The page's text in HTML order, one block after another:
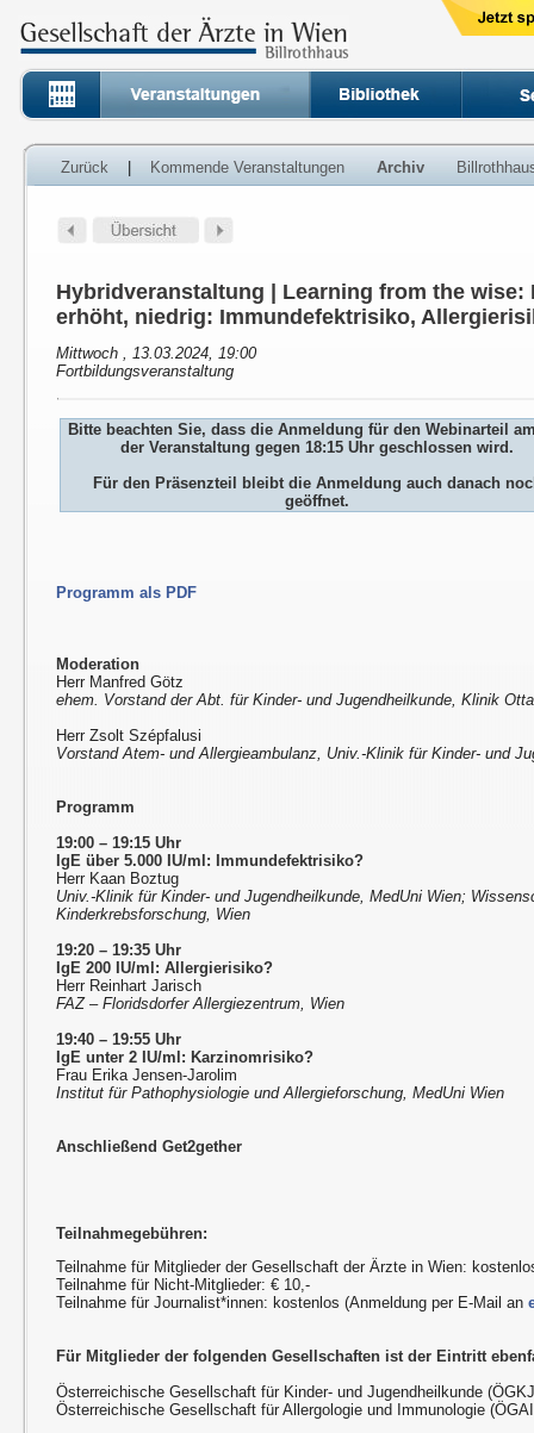
Zurück Kommende Veranstaltungen Archiv
Hybridveranstaltung | Learning from the wise:
erhöht, niedrig: Immundefektrisiko,
Mittwoch , 13.03.2024, 19:00
Fortbildungsveranstaltung
Bitte beachten Sie, dass die Anmeldung für den Webinarteil
der Veranstaltung gegen 18:15 Uhr geschlossen wird.
Für den Präsenzteil bleibt die Anmeldung auch danach
geöffnet.
Programm als PDF
Moderation
Herr Manfred Götz
ehem. Vorstand der Abt. für Kinder- und Jugendheilkunde, Klinik
Herr Zsolt Szépfalusi
Vorstand Atem- und Allergieambulanz, Univ.-Klinik für Kinder- und
Programm
19:00 – 19:15 Uhr
IgE über 5.000 IU/ml: Immundefektrisiko?
Herr Kaan Boztug
Univ.-Klinik für Kinder- und Jugendheilkunde, MedUni Wien;
Kinderkrebsforschung, Wien
19:20 – 19:35 Uhr
IgE 200 IU/ml: Allergierisiko?
Herr Reinhart Jarisch
FAZ – Floridsdorfer Allergiezentrum, Wien
19:40 – 19:55 Uhr
IgE unter 2 IU/ml: Karzinomrisiko?
Frau Erika Jensen-Jarolim
Institut für Pathophysiologie und Allergieforschung, MedUni Wien
Anschließend Get2gether
Teilnahmegebühren:
Teilnahme für Mitglieder der Gesellschaft der Ärzte in Wien:
Teilnahme für Nicht-Mitglieder: € 10,-
Teilnahme für Journalist*innen: kostenlos (Anmeldung per E-Mail an
Für Mitglieder der folgenden Gesellschaften ist der Eintritt
Österreichische Gesellschaft für Kinder- und Jugendheilkunde
Österreichische Gesellschaft für Allergologie und Immunologie